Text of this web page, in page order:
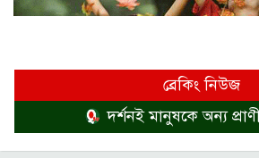
ব্রেকিং নিউজ
দর্শনই মানুষকে অন্য প্রাণী